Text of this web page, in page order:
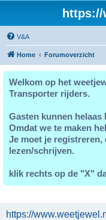
https://
V&A
Home Forumoverzicht
Welkom op het
Transporter rijders.
Gasten kunnen helaas
Omdat we te maken
Je moet je
lezen/schrijven.
klik rechts op de "X"
https://